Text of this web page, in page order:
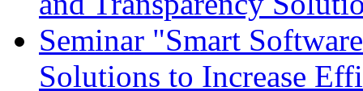
Seminar "Smart
Solutions to Increase